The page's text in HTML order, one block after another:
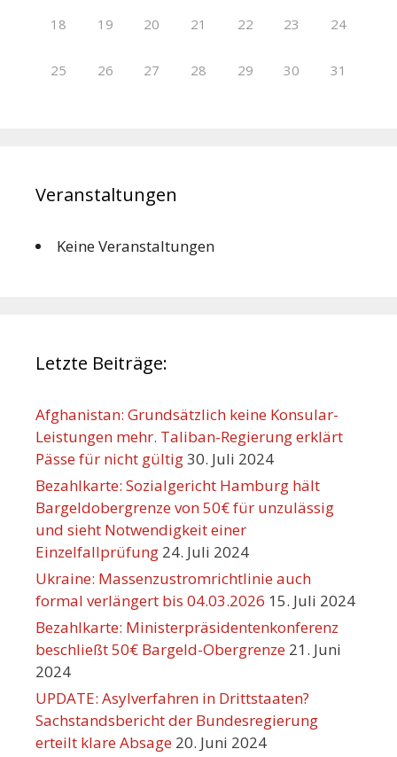
18 19 20 21 22 23 24
25 26 27 28 29 30 31
Veranstaltungen
Keine Veranstaltungen
Letzte Beiträge:
Afghanistan: Grundsätzlich keine Konsular-
Leistungen mehr. Taliban-Regierung erklärt
Pässe für nicht gültig30. Juli 2024
Bezahlkarte: Sozialgericht Hamburg hält
Bargeldobergrenze von 50€ für unzulässig
und sieht Notwendigkeit einer
Einzelfallprüfung 24. Juli 2024
Ukraine: Massenzustromrichtlinie auch
formal verlängert bis 04.03.2026 15. Juli 2024
Bezahlkarte: Ministerpräsidentenkonferenz
beschließt 50€ Bargeld-Obergrenze 21. Juni
2024
UPDATE: Asylverfahren in Drittstaaten?
Sachstandsbericht der Bundesregierung
erteilt klare Absage 20. Juni 2024